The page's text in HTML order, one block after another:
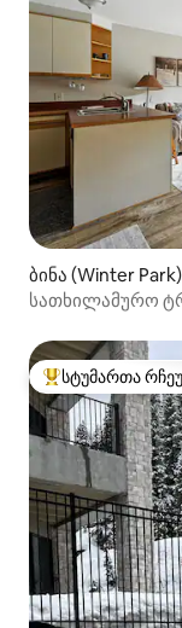
ბინა (Winter Park)
სათხილამურო
სტუმართა
სტუმართა